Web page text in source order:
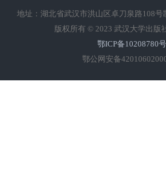
地址：湖北省武汉市洪山区卓刀泉路108号
版权所有 © 2023 武汉大学出版
鄂ICP备10208780
鄂公网安备